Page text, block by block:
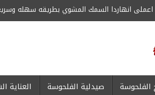
اعملى انهاردا السمك المشوي بطريقه سهله
صيدلية الفلحوسة العناية